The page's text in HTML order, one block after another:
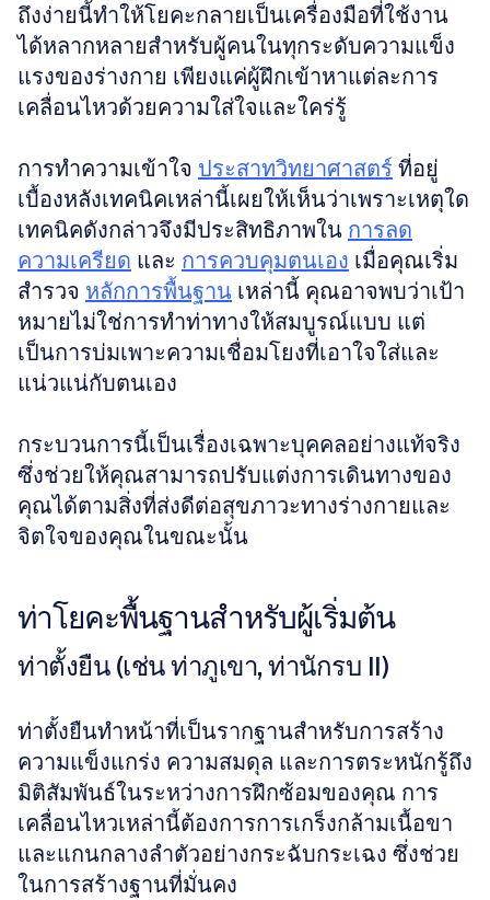
ถึงง่ายนี้ทำให้โยคะกลายเป็นเครื่องมือที่ใช้งาน
ได้หลากหลายสำหรับผู้คนในทุกระดับความแข็ง
แรงของร่างกาย เพียงแค่ผู้ฝึกเข้าหาแต่ละการ
เคลื่อนไหวด้วยความใส่ใจและใคร่รู้
การทำความเข้าใจ ประสาทวิทยาศาสตร์ ที่อยู่
เบื้องหลังเทคนิคเหล่านี้เผยให้เห็นว่าเพราะเหตุใด
เทคนิคดังกล่าวจึงมีประสิทธิภาพใน การลด
ความเครียด และ การควบคุมตนเอง เมื่อคุณเริ่ม
สำรวจ หลักการพื้นฐาน เหล่านี้ คุณอาจพบว่าเป้า
หมายไม่ใช่การทำท่าทางให้สมบูรณ์แบบ แต่
เป็นการบ่มเพาะความเชื่อมโยงที่เอาใจใส่และ
แน่วแน่กับตนเอง
กระบวนการนี้เป็นเรื่องเฉพาะบุคคลอย่างแท้จริง
ซึ่งช่วยให้คุณสามารถปรับแต่งการเดินทางของ
คุณได้ตามสิ่งที่ส่งดีต่อสุขภาวะทางร่างกายและ
จิตใจของคุณในขณะนั้น
ท่าโยคะพื้นฐานสำหรับผู้เริ่มต้น
ท่าตั้งยืน (เช่น ท่าภูเขา, ท่านักรบ II)
ท่าตั้งยืนทำหน้าที่เป็นรากฐานสำหรับการสร้าง
ความแข็งแกร่ง ความสมดุล และการตระหนักรู้ถึง
มิติสัมพันธ์ในระหว่างการฝึกซ้อมของคุณ การ
เคลื่อนไหวเหล่านี้ต้องการการเกร็งกล้ามเนื้อขา
และแกนกลางลำตัวอย่างกระฉับกระเฉง ซึ่งช่วย
ในการสร้างฐานที่มั่นคง